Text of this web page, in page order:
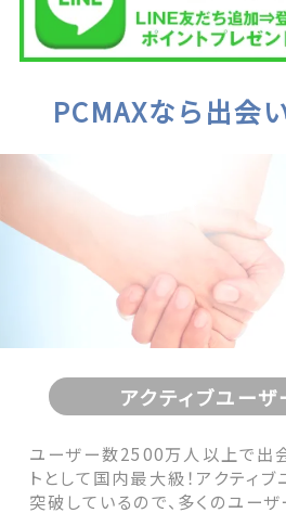
PCMAXなら出会
アクティブユー
ユーザー数2500万人以上で出
トとして国内最大級！アクティ
突破しているので、多くのユー